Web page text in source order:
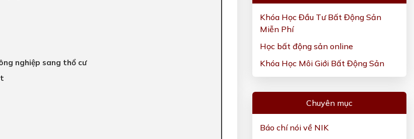
nghiệp sang thổ cư
Khóa Học Đầu Tư Bất Động Sản
Miễn Phí
Học bất động sản online
Khóa Học Môi Giới Bất Động Sản
Chuyên mục
Báo chí nói về NIK